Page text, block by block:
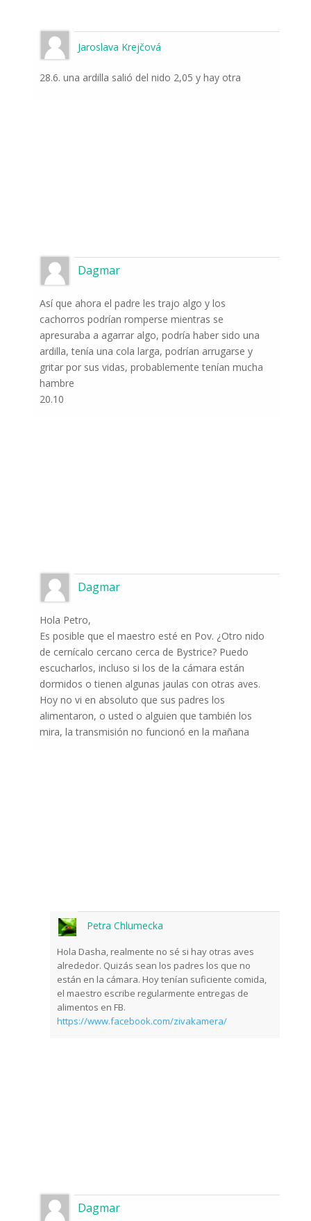
Jaroslava Krejčová
28.6. una ardilla salió del nido 2,05 y hay otra
Dagmar
Así que ahora el padre les trajo algo y los
cachorros podrían romperse mientras se
apresuraba a agarrar algo, podría haber sido una
ardilla, tenía una cola larga, podrían arrugarse y
gritar por sus vidas, probablemente tenían mucha
hambre
20.10
Dagmar
Hola Petro,
Es posible que el maestro esté en Pov. ¿Otro nido
de cernícalo cercano cerca de Bystrice? Puedo
escucharlos, incluso si los de la cámara están
dormidos o tienen algunas jaulas con otras aves.
Hoy no vi en absoluto que sus padres los
alimentaron, o usted o alguien que también los
mira, la transmisión no funcionó en la mañana
Petra Chlumecka
Hola Dasha, realmente no sé si hay otras aves
alrededor. Quizás sean los padres los que no
están en la cámara. Hoy tenían suficiente comida,
el maestro escribe regularmente entregas de
alimentos en FB.
https://www.facebook.com/zivakamera/
Dagmar